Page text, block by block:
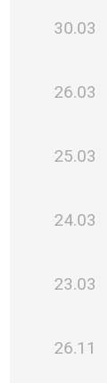
30.03
26.03
25.03
24.03
23.03
26.11